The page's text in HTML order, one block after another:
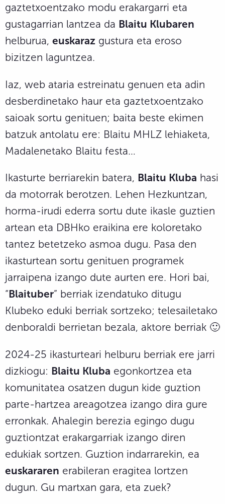
gaztetxoentzako modu erakargarri eta
gustagarrian lantzea da Blaitu Klubaren
helburua, euskaraz gustura eta eroso
bizitzen laguntzea.
Iaz, web ataria estreinatu genuen eta adin
desberdinetako haur eta gaztetxoentzako
saioak sortu genituen; baita beste ekimen
batzuk antolatu ere: Blaitu MHLZ lehiaketa,
Madalenetako Blaitu festa…
Ikasturte berriarekin batera, Blaitu Kluba hasi
da motorrak berotzen. Lehen Hezkuntzan,
horma-irudi ederra sortu dute ikasle guztien
artean eta DBHko eraikina ere koloretako
tantez betetzeko asmoa dugu. Pasa den
ikasturtean sortu genituen programek
jarraipena izango dute aurten ere. Hori bai,
“Blaituber” berriak izendatuko ditugu
Klubeko eduki berriak sortzeko; telesailetako
denboraldi berrietan bezala, aktore berriak 🙂
2024-25 ikasturteari helburu berriak ere jarri
dizkiogu: Blaitu Kluba egonkortzea eta
komunitatea osatzen dugun kide guztion
parte-hartzea areagotzea izango dira gure
erronkak. Ahalegin berezia egingo dugu
guztiontzat erakargarriak izango diren
edukiak sortzen. Guztion indarrarekin, ea
euskararen erabileran eragitea lortzen
dugun. Gu martxan gara, eta zuek?